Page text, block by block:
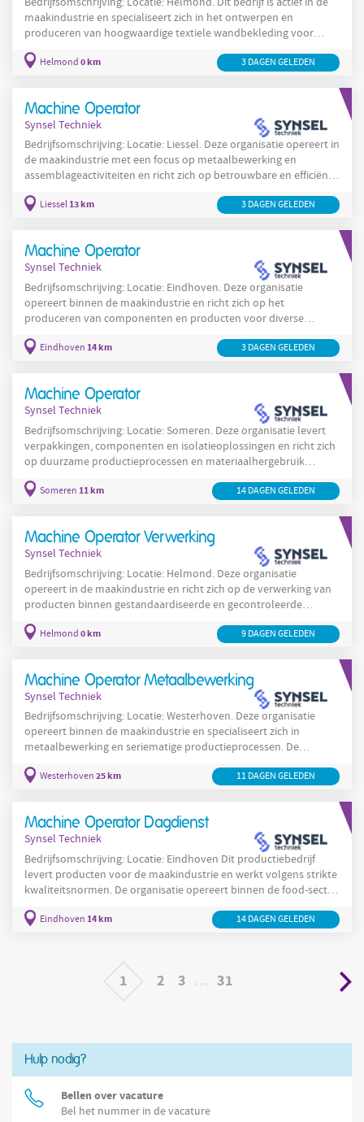
maakindustrie en specialiseert zich in het ontwerpen en
produceren van hoogwaardige textiele wandbekleding voor
de residentiële markt. De organisatie combineert ambachtelijke
zodat de eindresultaten voldoen aan hoge
Helmond 0 km 3 DAGEN GELEDEN
Machine Operator
Synsel Techniek
Bedrijfsomschrijving: Locatie: Liessel. Deze organisatie opereert in
de maakindustrie met een focus op metaalbewerking en
assemblageactiviteiten en richt zich op betrouwbare en efficiënte
productiemethoden en streeft naar constante kwaliteitsborging
en vakmanschap centraal staan en waar medewerkers
Liessel13 km 3 DAGEN GELEDEN
Machine Operator
Synsel Techniek
Bedrijfsomschrijving: Locatie: Eindhoven. Deze organisatie
opereert binnen de maakindustrie en richt zich op het
produceren van componenten en producten voor diverse
korte lijnafstemming tussen werkvoorbereiding, technische
gestandaardiseerde productielijnen en hanteert vaste methoden
voor
Eindhoven 14 km 3 DAGEN GELEDEN
Machine Operator
Synsel Techniek
Bedrijfsomschrijving: Locatie: Someren. Deze organisatie levert
verpakkingen, componenten en isolatieoplossingen en richt zich
op duurzame productieprocessen en materiaalhergebruik
binnen de maakindustrie en bouwsector. De organisatie
ontwikkelt producten voor isolatie en infrastructuur en werkt
medewerkers operationele taken uit aan geautomatiseerde
Someren 11 km 14 DAGEN GELEDEN
Machine Operator Verwerking
Synsel Techniek
Bedrijfsomschrijving: Locatie: Helmond. Deze organisatie
opereert in de maakindustrie en richt zich op de verwerking van
producten binnen gestandaardiseerde en gecontroleerde
en efficiency in de productieomgeving. In Helmond worden
procesbewaking en richt zich op het opleiden van
Helmond 0 km 9 DAGEN GELEDEN
Machine Operator Metaalbewerking
Synsel Techniek
Bedrijfsomschrijving: Locatie: Westerhoven. Deze organisatie
opereert binnen de maakindustrie en specialiseert zich in
metaalbewerking en seriematige productieprocessen. De
kwaliteit en veiligheid in productieactiviteiten in Westerhoven.
productspecificaties te waarborgen. De organisatie
Westerhoven 25 km 11 DAGEN GELEDEN
Machine Operator Dagdienst
Synsel Techniek
Bedrijfsomschrijving: Locatie: Eindhoven Dit productiebedrijf
levert producten voor de maakindustrie en werkt volgens strikte
kwaliteitsnormen. De organisatie opereert binnen de food-sector
aandacht voor hygiëne en traceerbaarheid. Het team bestaat uit
Eindhoven 14 km 14 DAGEN GELEDEN
1 2 3 31
Hulp nodig?
Bellen over vacature
Bel het nummer in de vacature